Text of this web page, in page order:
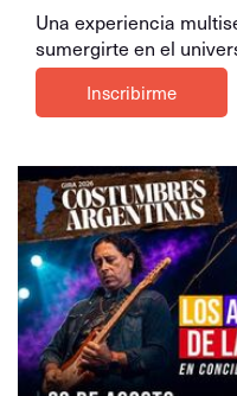
Una experiencia
sumergirte en el
Inscribirme